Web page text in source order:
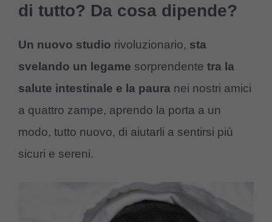
di tutto? Da cosa dipende?
Un nuovo studio rivoluzionario, sta
svelando un legame sorprendente tra la
salute intestinale e la paura nei nostri amici
a quattro zampe, aprendo la porta a un
modo, tutto nuovo, di aiutarli a sentirsi più
sicuri e sereni.